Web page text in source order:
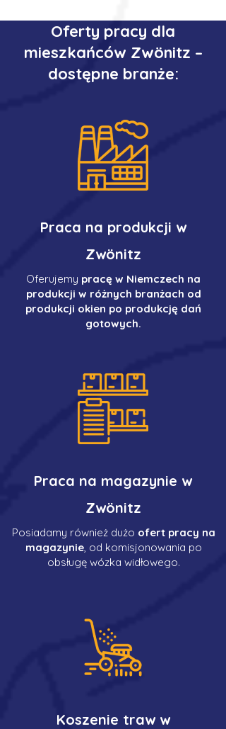
Oferty pracy dla
mieszkańców Zwönitz –
dostępne branże:
Praca na produkcji w
Zwönitz
Oferujemy pracę w Niemczech na
produkcji w różnych branżach od
produkcji okien po produkcję dań
gotowych.
Praca na magazynie w
Zwönitz
Posiadamy również dużo ofert pracy na
magazynie, od komisjonowania po
obsługę wózka widłowego.
Koszenie traw w